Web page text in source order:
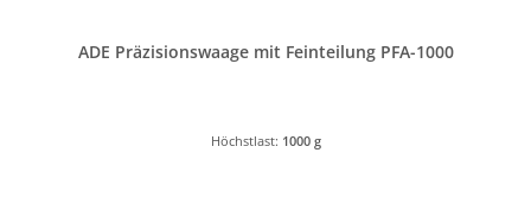
ADE Präzisionswaage mit Feinteilung PFA-1000
Höchstlast: 1000 g